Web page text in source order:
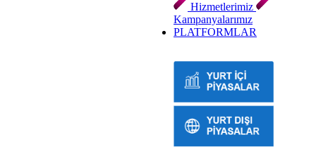
Hizmetlerimiz
Kampanyalarımız
PLATFORMLAR